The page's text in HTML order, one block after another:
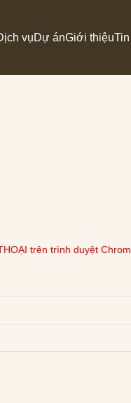
vụDự ánGiới thiệu
trên trình duyệt